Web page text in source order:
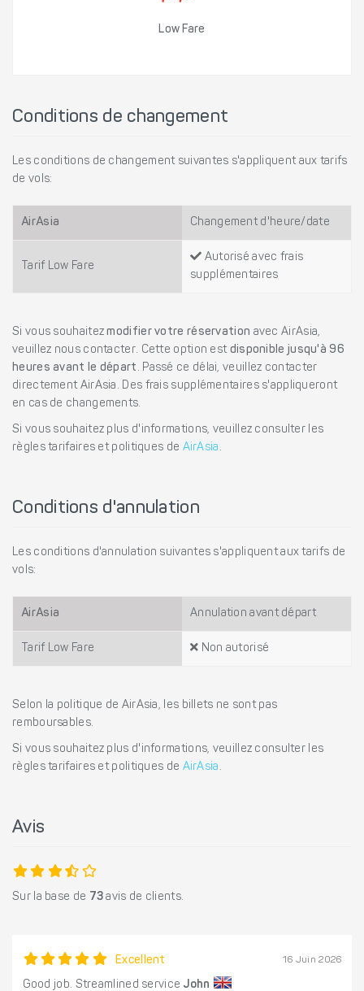
Low Fare
Conditions de changement
Les conditions de changement suivantes s'appliquent aux tarifs
de vols:
AirAsia Changement d'heure/date
Tarif Low Fare
Autorisé avec frais
supplémentaires
Si vous souhaitezmodifier votre réservation avec AirAsia,
veuillez nous contacter. Cette option est disponible jusqu'à 96
heures avant le départ . Passé ce délai, veuillez contacter
directement AirAsia. Des frais supplémentaires s'appliqueront
en cas de changements.
Si vous souhaitez plus d'informations, veuillez consulter les
règles tarifaires et politiques de AirAsia .
Conditions d'annulation
Les conditions d'annulation suivantes s'appliquent aux tarifs de
vols:
AirAsia Annulation avant départ
Tarif Low Fare Non autorisé
Selon la politique de AirAsia, les billets ne sont pas
remboursables.
Si vous souhaitez plus d'informations, veuillez consulter les
règles tarifaires et politiques de AirAsia .
Avis
Sur la base de 73 avis de clients.
Excellent 16 Juin 2026
Good job. Streamlined service John